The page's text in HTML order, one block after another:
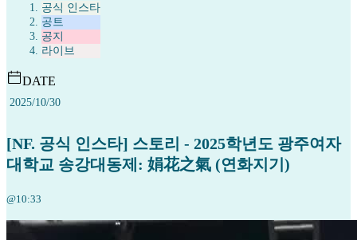
공식 인스타
공트
공지
라이브
DATE
2025/10/30
[NF. 공식 인스타] 스토리 - 2025학년도 광주여자
대학교 송강대동제: 娟花之氣 (연화지기)
@10:33